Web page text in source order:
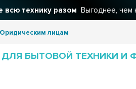
всю технику разом Выгоднее, чем
лицам
ДЛЯ БЫТОВОЙ ТЕХНИКИ И